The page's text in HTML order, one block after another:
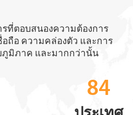
ที่ตอบสนองความต้องการ
ถือ ความคล่องตัว และการ
ภูมิภาค และมากกว่านั้น
84